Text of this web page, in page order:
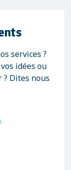
services ?
idées ou
Dites nous